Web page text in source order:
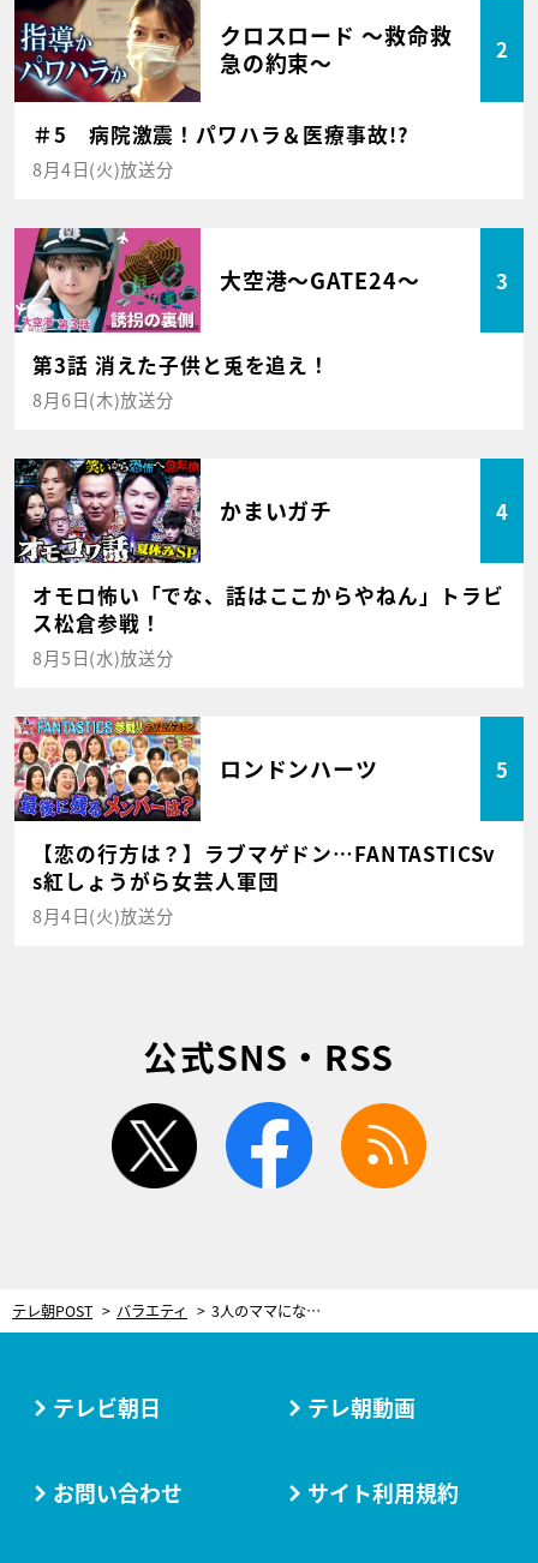
クロスロード ～救命救
急の約束～
2
＃5 病院激震！パワハラ＆医療事故!?
8月4日(火)放送分
大空港～GATE24～ 3
第3話 消えた子供と兎を追え！
8月6日(木)放送分
かまいガチ 4
オモロ怖い「でな、話はここからやねん」トラビ
ス松倉参戦！
8月5日(水)放送分
ロンドンハーツ 5
【恋の行方は？】ラブマゲドン…FANTASTICSv
s紅しょうがら女芸人軍団
8月4日(火)放送分
公式SNS・RSS
twitter facebook
テレ朝POST バラエティ 3人のママになった紺野あさ美。アイドルからアナウンサーへ…その転身のきっかけ
テレビ朝日 テレ朝動画
お問い合わせ サイト利用規約